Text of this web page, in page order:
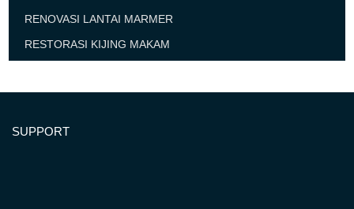
RENOVASI LANTAI MARMER
RESTORASI KIJING MAKAM
SUPPORT